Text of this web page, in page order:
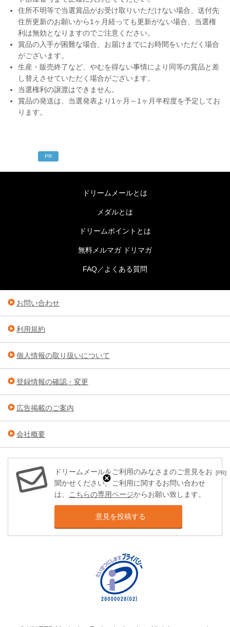
住所不明等で当選賞品がお受け取りいただけない場合、送付先
住所更新のお願いから1ヶ月経っても更新がない場合、当選権
利は無効となりますのでご注意ください。
賞品の入手が困難な場合、お届けまでにお時間をいただく場合
がございます。
生産・販売終了など、やむを得ない事情により同等の賞品と差
し替えさせていただく場合がございます。
当選権利の譲渡はできません。
賞品の発送は、当選発表より1ヶ月～1ヶ月半程度を予定してお
ります。
[PR]
PR
ドリームメールとは
メダルとは
ドリームポイントとは
無料メルマガ ドリマガ
FAQ／よくある質問
お問い合わせ
利用規約
個人情報の取り扱いについて
登録情報の確認・変更
広告掲載のご案内
会社概要
ドリームメールをご利用のみなさまのご意見をお
聞かせください。ご利用に関するお問い合わせ
は、
こちらの専用ページからお願い致します。
意見を投稿する